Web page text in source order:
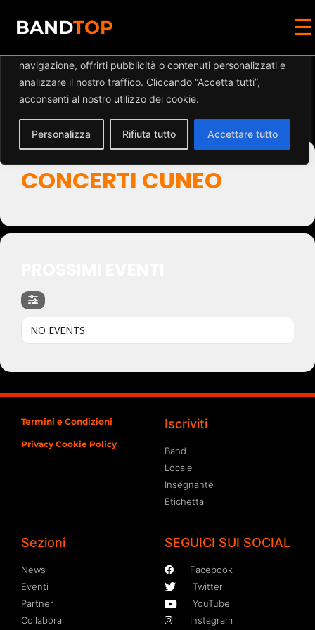
Diamo valore alla tua privacy
navigazione, offrirti pubblicità o contenuti personalizzati e
analizzare il nostro traffico. Cliccando “Accetta tutti”,
acconsenti al nostro utilizzo dei cookie.
Personalizza Rifiuta tutto Accettare tutto
BANDTOP ☰
Events by Event Type
CONCERTI CUNEO
NO EVENTS
Termini e Condizioni
Privacy Cookie Policy
Iscriviti
Band
Locale
Insegnante
Etichetta
Sezioni
News
Eventi
Partner
Collabora
SEGUICI SUI SOCIAL
Facebook
Twitter
YouTube
Instagram